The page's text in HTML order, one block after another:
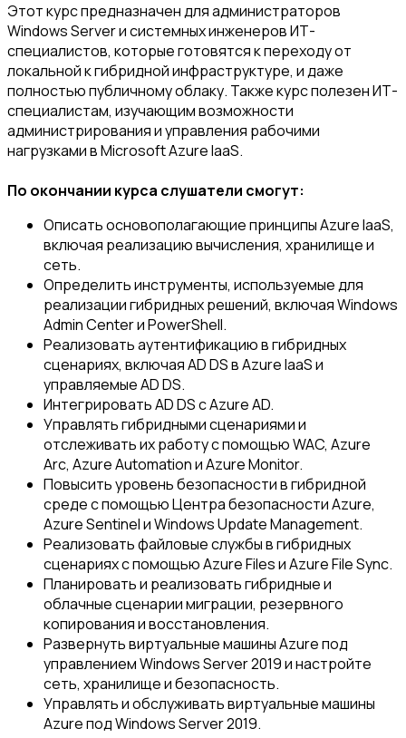
Этот курс предназначен для администраторов
Windows Server и системных инженеров ИТ-
специалистов, которые готовятся к переходу от
локальной к гибридной инфраструктуре, и даже
полностью публичному облаку. Также курс полезен ИТ-
специалистам, изучающим возможности
администрирования и управления рабочими
нагрузками в Microsoft Azure IaaS.
По окончании курса слушатели смогут:
Описать основополагающие принципы Azure IaaS,
включая реализацию вычисления, хранилище и
сеть.
Определить инструменты, используемые для
реализации гибридных решений, включая Windows
Admin Center и PowerShell.
Реализовать аутентификацию в гибридных
сценариях, включая AD DS в Azure IaaS и
управляемые AD DS.
Интегрировать AD DS с Azure AD.
Управлять гибридными сценариями и
отслеживать их работу с помощью WAC, Azure
Arc, Azure Automation и Azure Monitor.
Повысить уровень безопасности в гибридной
среде с помощью Центра безопасности Azure,
Azure Sentinel и Windows Update Management.
Реализовать файловые службы в гибридных
сценариях с помощью Azure Files и Azure File Sync.
Планировать и реализовать гибридные и
облачные сценарии миграции, резервного
копирования и восстановления.
Развернуть виртуальные машины Azure под
управлением Windows Server 2019 и настройте
сеть, хранилище и безопасность.
Управлять и обслуживать виртуальные машины
Azure под Windows Server 2019.